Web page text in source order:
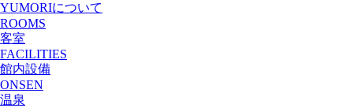
YUMORIについて
ROOMS
客室
FACILITIES
館内設備
ONSEN
温泉